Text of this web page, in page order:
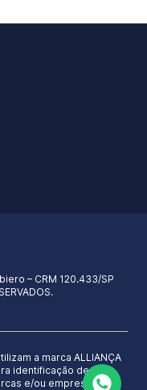
– CRM 120.433/SP
a marca ALLIANÇA
identificação de seus
e/ou empresas